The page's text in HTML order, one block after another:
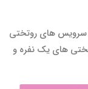
سرویس های روتختی
های یک نفره و